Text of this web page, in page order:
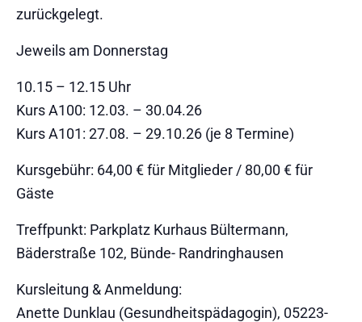
zurückgelegt.
Jeweils am Donnerstag
10.15 – 12.15 Uhr
Kurs A100: 12.03. – 30.04.26
Kurs A101: 27.08. – 29.10.26 (je 8 Termine)
Kursgebühr: 64,00 € für Mitglieder / 80,00 € für
Gäste
Treffpunkt: Parkplatz Kurhaus Bültermann,
Bäderstraße 102, Bünde- Randringhausen
Kursleitung & Anmeldung:
Anette Dunklau (Gesundheitspädagogin), 05223-